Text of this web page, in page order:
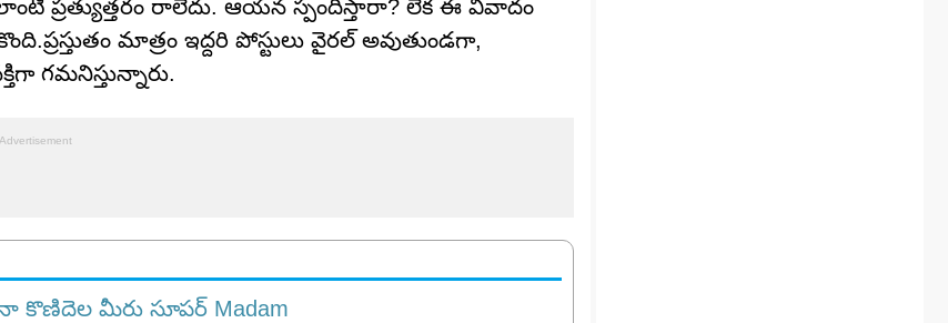
ప్రత్యుత్తరం రాలేదు. ఆయన స్పందిస్తారా? లేక ఈ వివాదం
మాత్రం ఇద్దరి పోస్టులు వైరల్ అవుతుండగా,
గమనిస్తున్నారు.
కొణిదెల మీరు సూపర్ Madam